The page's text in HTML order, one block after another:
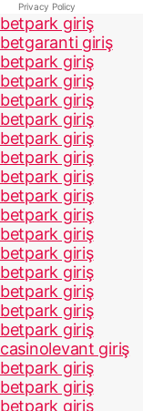
Privacy Policy
betpark giriş
betgaranti giriş
betpark giriş
betpark giriş
betpark giriş
betpark giriş
betpark giriş
betpark giriş
betpark giriş
betpark giriş
betpark giriş
betpark giriş
betpark giriş
betpark giriş
betpark giriş
betpark giriş
betpark giriş
casinolevant giriş
betpark giriş
betpark giriş
betpark giriş